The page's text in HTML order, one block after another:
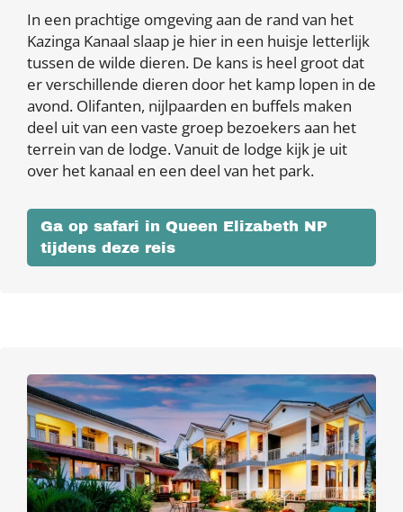
In een prachtige omgeving aan de rand van het
Kazinga Kanaal slaap je hier in een huisje letterlijk
tussen de wilde dieren. De kans is heel groot dat
er verschillende dieren door het kamp lopen in de
avond. Olifanten, nijlpaarden en buffels maken
deel uit van een vaste groep bezoekers aan het
terrein van de lodge. Vanuit de lodge kijk je uit
over het kanaal en een deel van het park.
Ga op safari in Queen Elizabeth NP
tijdens deze reis